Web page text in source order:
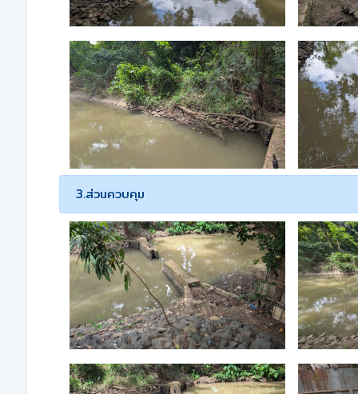
3.ส่วนควบคุม